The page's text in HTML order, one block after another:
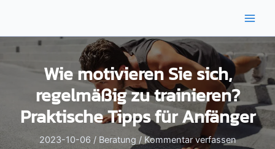
springen
Wie motivieren Sie sich,
regelmäßig zu trainieren?
Praktische Tipps für Anfänger
2023-10-06 / Beratung / Kommentar verfassen